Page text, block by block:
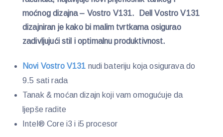
moćnog dizajna – Vostro V131. Dell Vostro V131
dizajniran je kako bi malim tvrtkama osigurao
zadivljujući stil i optimalnu produktivnost.
Novi Vostro V131 nudi bateriju koja osigurava do
9.5 sati rada
Tanak & moćan dizajn koji vam omogućuje da
ljepše radite
Intel® Core i3 i i5 procesor